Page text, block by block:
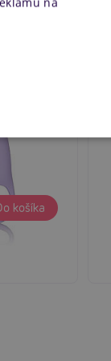
(Set
košíka